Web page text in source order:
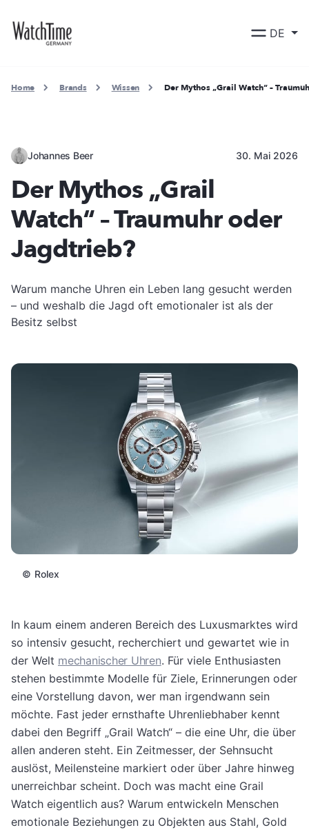
DE
Home Brands Wissen Der Mythos „Grail Watch“ –
Johannes Beer 30. Mai 2026
Der Mythos „Grail
Watch“ – Traumuhr oder
Jagdtrieb?
Warum manche Uhren ein Leben lang gesucht werden
– und weshalb die Jagd oft emotionaler ist als der
Besitz selbst
© Rolex
In kaum einem anderen Bereich des Luxusmarktes wird
so intensiv gesucht, recherchiert und gewartet wie in
der Welt mechanischer Uhren. Für viele Enthusiasten
stehen bestimmte Modelle für Ziele, Erinnerungen oder
eine Vorstellung davon, wer man irgendwann sein
möchte. Fast jeder ernsthafte Uhrenliebhaber kennt
dabei den Begriff „Grail Watch“ – die eine Uhr, die über
allen anderen steht. Ein Zeitmesser, der Sehnsucht
auslöst, Meilensteine markiert oder über Jahre hinweg
unerreichbar scheint. Doch was macht eine Grail
Watch eigentlich aus? Warum entwickeln Menschen
emotionale Beziehungen zu Objekten aus Stahl, Gold